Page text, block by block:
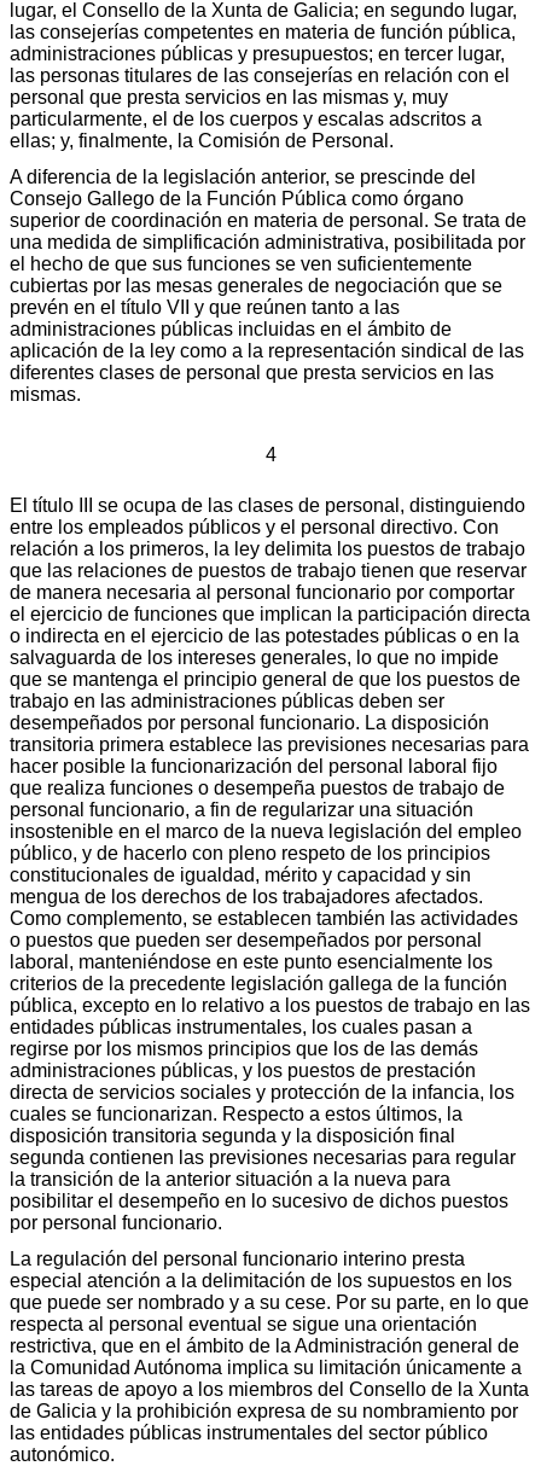
lugar, el Consello de la Xunta de Galicia; en segundo lugar,
las consejerías competentes en materia de función pública,
administraciones públicas y presupuestos; en tercer lugar,
las personas titulares de las consejerías en relación con el
personal que presta servicios en las mismas y, muy
particularmente, el de los cuerpos y escalas adscritos a
ellas; y, finalmente, la Comisión de Personal.
A diferencia de la legislación anterior, se prescinde del
Consejo Gallego de la Función Pública como órgano
superior de coordinación en materia de personal. Se trata de
una medida de simplificación administrativa, posibilitada por
el hecho de que sus funciones se ven suficientemente
cubiertas por las mesas generales de negociación que se
prevén en el título VII y que reúnen tanto a las
administraciones públicas incluidas en el ámbito de
aplicación de la ley como a la representación sindical de las
diferentes clases de personal que presta servicios en las
mismas.
4
El título III se ocupa de las clases de personal, distinguiendo
entre los empleados públicos y el personal directivo. Con
relación a los primeros, la ley delimita los puestos de trabajo
que las relaciones de puestos de trabajo tienen que reservar
de manera necesaria al personal funcionario por comportar
el ejercicio de funciones que implican la participación directa
o indirecta en el ejercicio de las potestades públicas o en la
salvaguarda de los intereses generales, lo que no impide
que se mantenga el principio general de que los puestos de
trabajo en las administraciones públicas deben ser
desempeñados por personal funcionario. La disposición
transitoria primera establece las previsiones necesarias para
hacer posible la funcionarización del personal laboral fijo
que realiza funciones o desempeña puestos de trabajo de
personal funcionario, a fin de regularizar una situación
insostenible en el marco de la nueva legislación del empleo
público, y de hacerlo con pleno respeto de los principios
constitucionales de igualdad, mérito y capacidad y sin
mengua de los derechos de los trabajadores afectados.
Como complemento, se establecen también las actividades
o puestos que pueden ser desempeñados por personal
laboral, manteniéndose en este punto esencialmente los
criterios de la precedente legislación gallega de la función
pública, excepto en lo relativo a los puestos de trabajo en las
entidades públicas instrumentales, los cuales pasan a
regirse por los mismos principios que los de las demás
administraciones públicas, y los puestos de prestación
directa de servicios sociales y protección de la infancia, los
cuales se funcionarizan. Respecto a estos últimos, la
disposición transitoria segunda y la disposición final
segunda contienen las previsiones necesarias para regular
la transición de la anterior situación a la nueva para
posibilitar el desempeño en lo sucesivo de dichos puestos
por personal funcionario.
La regulación del personal funcionario interino presta
especial atención a la delimitación de los supuestos en los
que puede ser nombrado y a su cese. Por su parte, en lo que
respecta al personal eventual se sigue una orientación
restrictiva, que en el ámbito de la Administración general de
la Comunidad Autónoma implica su limitación únicamente a
las tareas de apoyo a los miembros del Consello de la Xunta
de Galicia y la prohibición expresa de su nombramiento por
las entidades públicas instrumentales del sector público
autonómico.